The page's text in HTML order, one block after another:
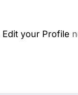
Edit your Profile